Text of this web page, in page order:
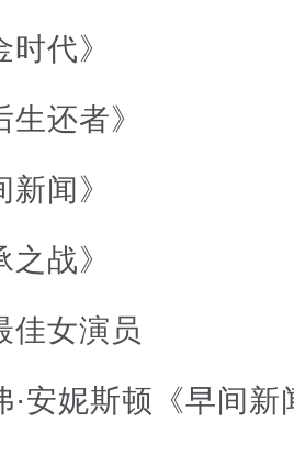
代》
还者》
闻》
战》
女演员
妮斯顿《早间新